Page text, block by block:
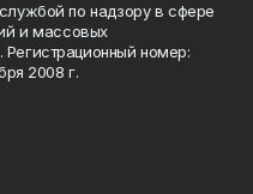
по надзору в сфере
и массовых
номер:
2008 г.